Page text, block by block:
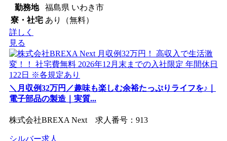
勤務地
福島県 いわき市
寮・社宅 あり（無料）
詳しく
見る
＼月収例32万円／趣味も楽しむ余裕たっぷりライフを♪｜
電子部品の製造｜実質...
株式会社BREXA Next 求人番号：913
シルバー求人